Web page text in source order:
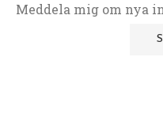
Meddela mig om nya